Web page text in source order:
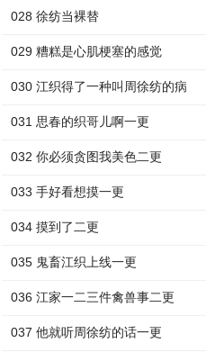
028 徐纺当裸替
029 糟糕是心肌梗塞的感觉
030 江织得了一种叫周徐纺的病
031 思春的织哥儿啊一更
032 你必须贪图我美色二更
033 手好看想摸一更
034 摸到了二更
035 鬼畜江织上线一更
036 江家一二三件禽兽事二更
037 他就听周徐纺的话一更